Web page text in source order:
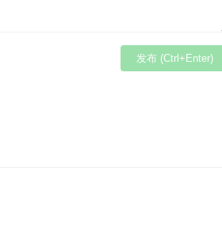
发布 (Ctrl+Enter)